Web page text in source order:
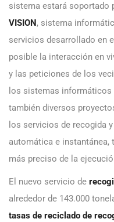
sistema estará soportado
VISION , sistema
servicios desarrollado en
posible la interacción en
y las peticiones de los
los sistemas informáticos
también diversos
los servicios de recogida
automática e instantánea,
más preciso de la
El nuevo servicio de
alrededor de 143.000
tasas de reciclado de